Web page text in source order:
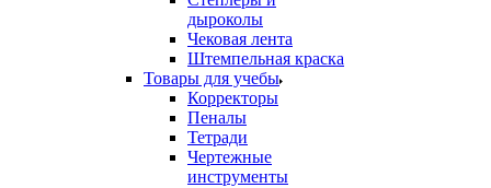
дыроколы
Чековая лента
Штемпельная краска
Товары для учебы
Корректоры
Пеналы
Тетради
Чертежные
инструменты